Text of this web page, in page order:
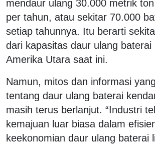
mendaur ulang 30.000 metrik
per tahun, atau sekitar 70.000
setiap tahunnya. Itu berarti
dari kapasitas daur ulang baterai
Amerika Utara saat ini.
Namun, mitos dan informasi
tentang daur ulang baterai
masih terus berlanjut. “Industri
kemajuan luar biasa dalam
keekonomian daur ulang baterai